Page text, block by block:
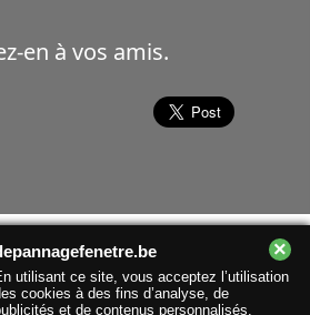
en à vos amis.
. All rights reserved |
utilisant ce site, vous acceptez l’utilisation
cookies à des fins d’analyse, de
et de contenus personnalisés.
×